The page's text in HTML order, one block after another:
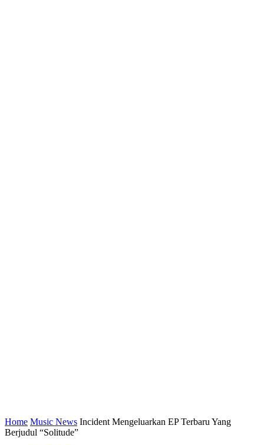
Home Music News Incident Mengeluarkan EP Terbaru Yang
Berjudul “Solitude”